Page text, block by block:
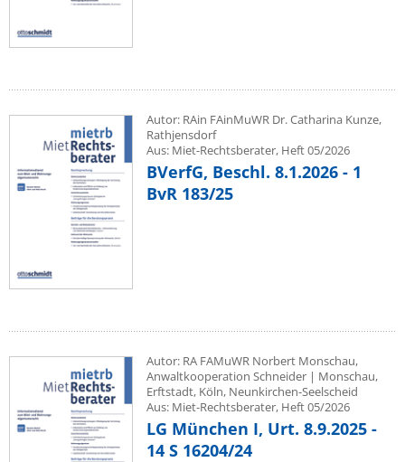
Autor: RAin FAinMuWR Dr. Catharina Kunze,
Rathjensdorf
Aus: Miet-Rechtsberater, Heft 05/2026
BVerfG, Beschl. 8.1.2026 - 1
BvR 183/25
Autor: RA FAMuWR Norbert Monschau,
Anwaltkooperation Schneider | Monschau,
Erftstadt, Köln, Neunkirchen-Seelscheid
Aus: Miet-Rechtsberater, Heft 05/2026
LG München I, Urt. 8.9.2025 -
14 S 16204/24